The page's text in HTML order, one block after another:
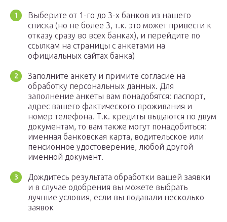
Выберите от 1-го до 3-х банков из нашего
списка (но не более 3, т.к. это может привести к
отказу сразу во всех банках), и перейдите по
ссылкам на страницы с анкетами на
официальных сайтах банка)
Заполните анкету и примите согласие на
обработку персональных данных. Для
заполнение анкеты вам понадобятся: паспорт,
адрес вашего фактического проживания и
номер телефона. Т.к. кредиты выдаются по двум
документам, то вам также могут понадобиться:
именная банковская карта, водительское или
пенсионное удостоверение, любой другой
именной документ.
Дождитесь результата обработки вашей заявки
и в случае одобрения вы можете выбрать
лучшие условия, если вы подавали несколько
заявок